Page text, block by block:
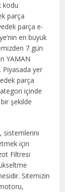
kodu
parça
parça e-
en büyük
7 gün
YAMAN
Piyasada yer
parça
içinde
bir şekilde
sistemlerini
için
Filtresi
Sitemizin